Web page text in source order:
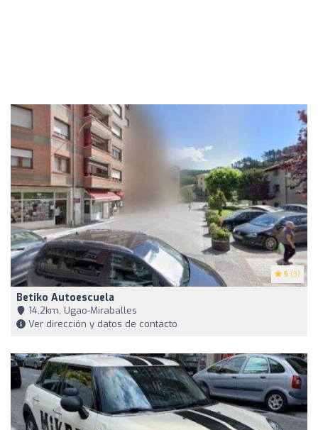
5 (3)
Betiko Autoescuela
14,2km, Ugao-Miraballes
Ver dirección y datos de contacto